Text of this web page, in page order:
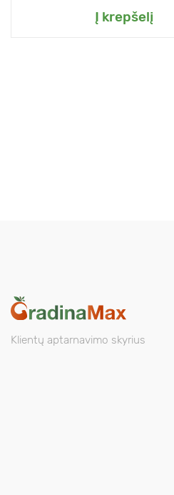
Į krepšelį
Klientų aptarnavimo skyrius